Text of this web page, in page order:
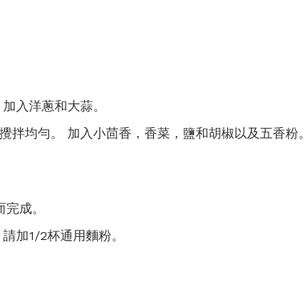
入洋蔥和大蒜。
拌均勻。 加入小茴香，香菜，鹽和胡椒以及五香
成。
加1/2杯通用麵粉。